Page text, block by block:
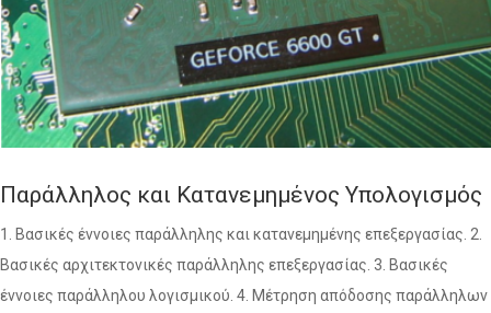
Παράλληλος και Κατανεμημένος Υπολογισμός
1. Βασικές έννοιες παράλληλης και κατανεμημένης επεξεργασίας. 2.
Βασικές αρχιτεκτονικές παράλληλης επεξεργασίας. 3. Βασικές
έννοιες παράλληλου λογισμικού. 4. Μέτρηση απόδοσης παράλληλων